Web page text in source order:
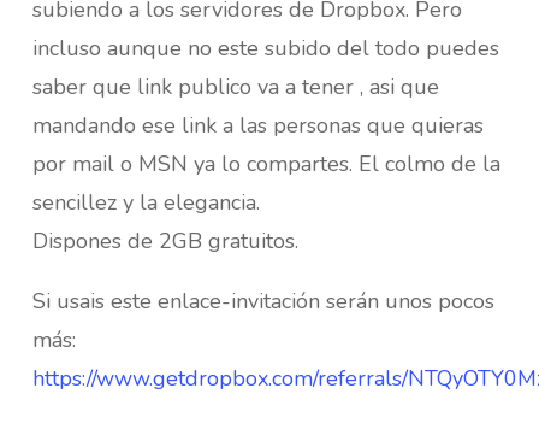
subiendo a los servidores de Dropbox. Pero
incluso aunque no este subido del todo puedes
saber que link publico va a tener , asi que
mandando ese link a las personas que quieras
por mail o MSN ya lo compartes. El colmo de la
sencillez y la elegancia.
Dispones de 2GB gratuitos.
Si usais este enlace-invitación serán unos pocos
más:
https://www.getdropbox.com/referrals/